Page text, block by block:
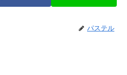
パステル